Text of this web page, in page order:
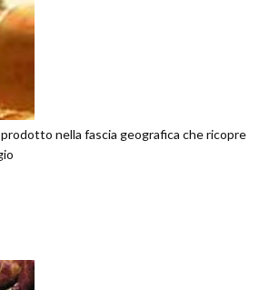
nella fascia geografica che ricopre